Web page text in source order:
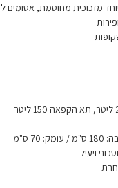
מזכוכית מחוסמת, אטומים